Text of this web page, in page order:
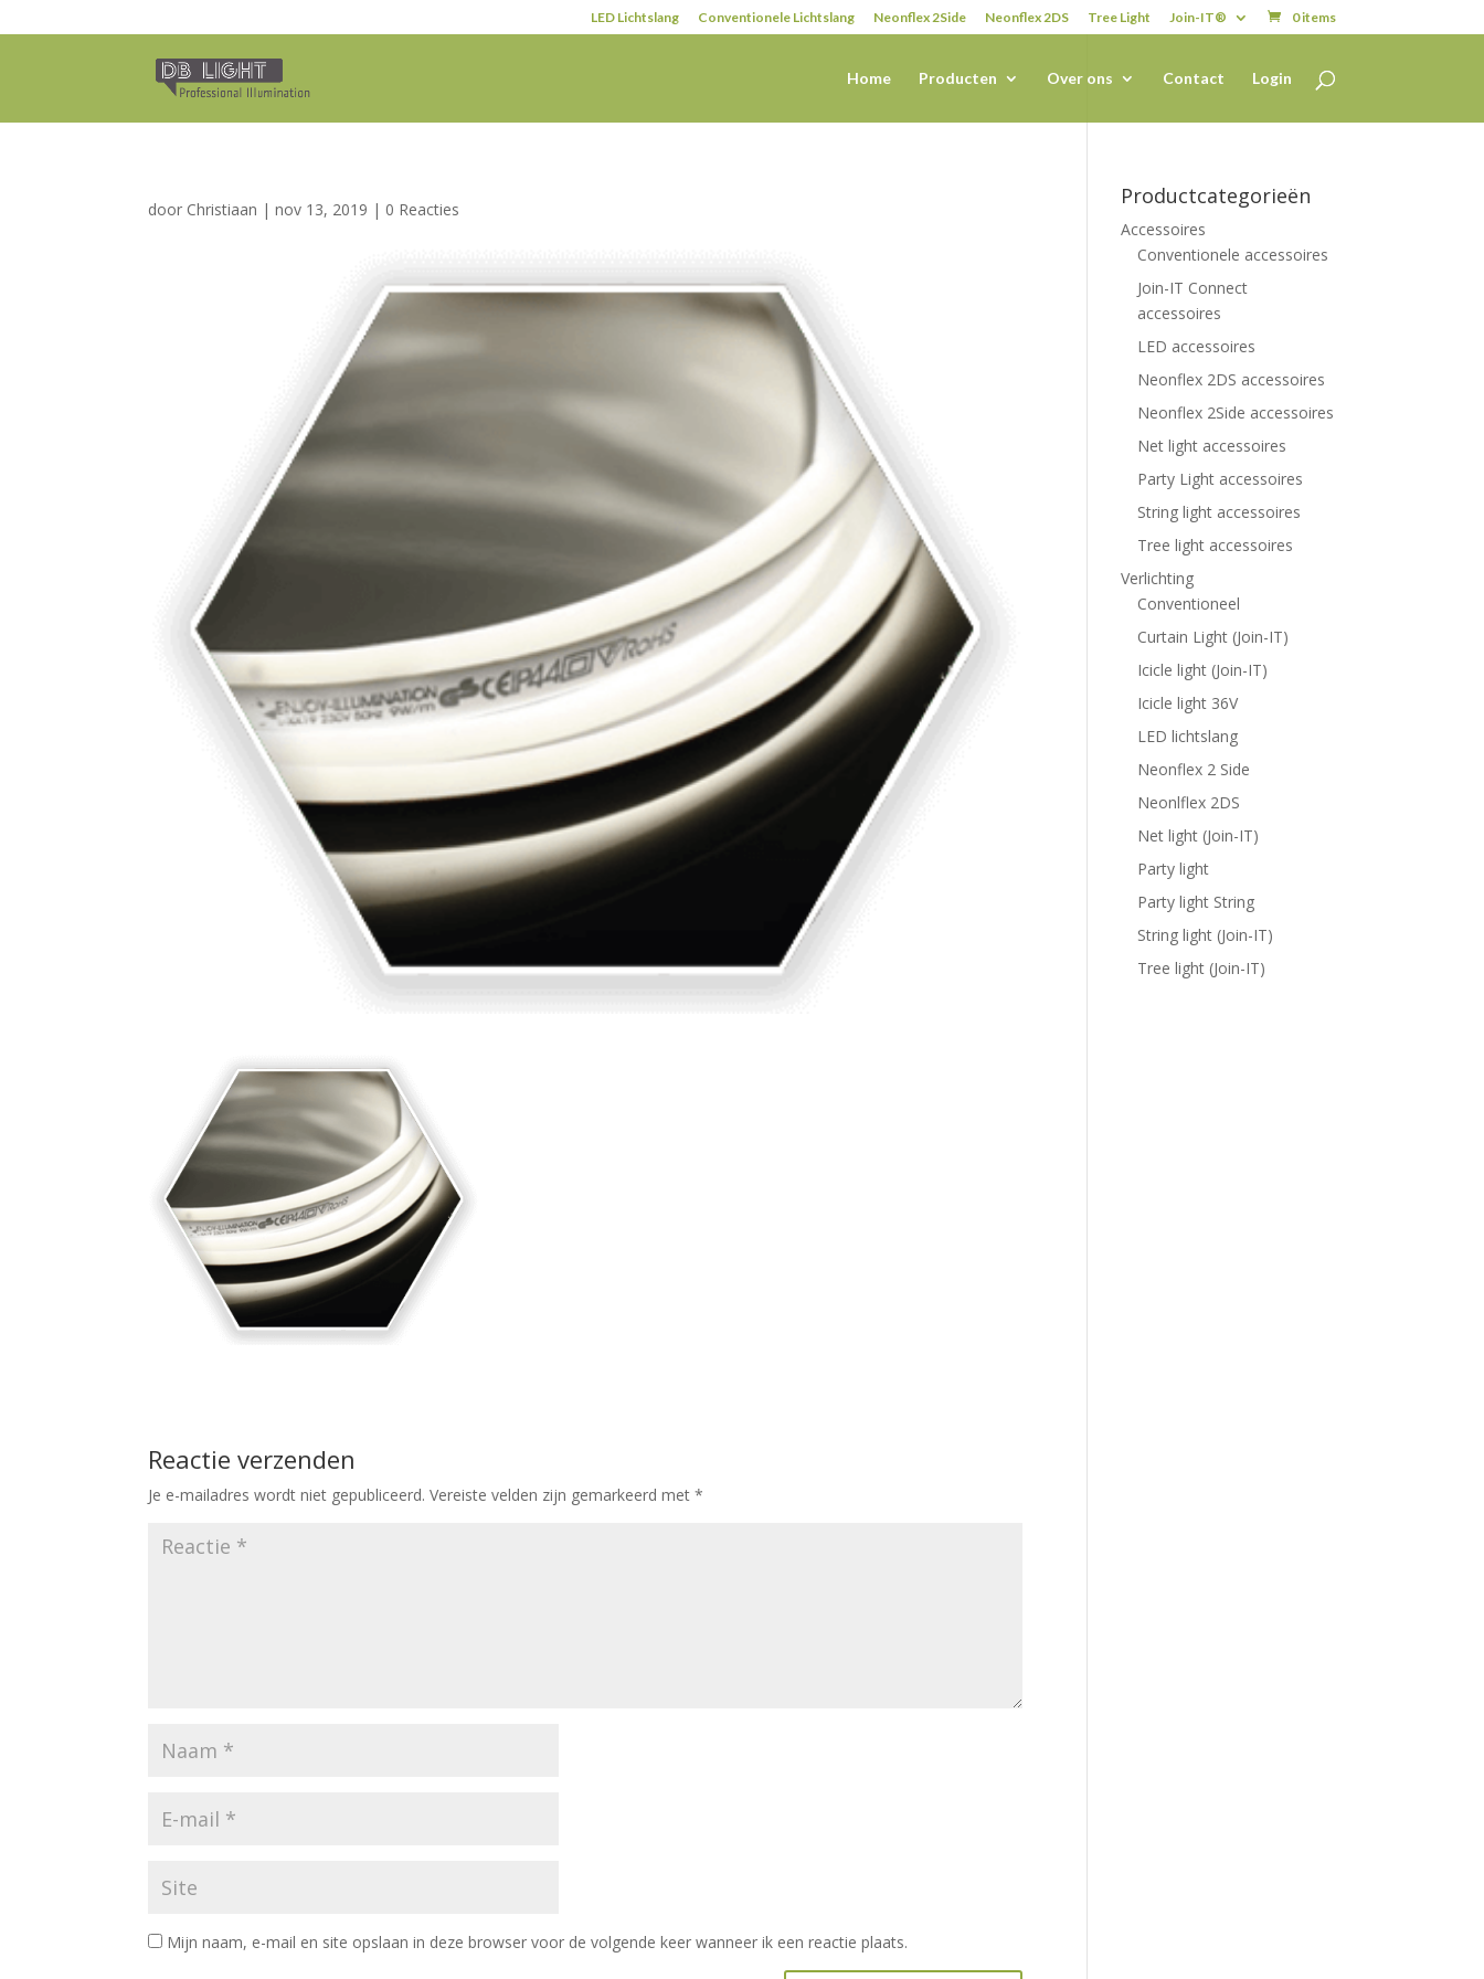
LED Lichtslang Conventionele Lichtslang Neonflex 2Side Neonflex 2DS Tree Light Join-IT® 0 items
Home Producten Over ons Contact Login
door Christiaan |nov 13, 2019 | 0 Reacties
Reactie verzenden
Je e-mailadres wordt niet gepubliceerd. Vereiste velden zijn gemarkeerd met*
Mijn naam, e-mail en site opslaan in deze browser voor de volgende keer wanneer ik een reactie plaats.
Productcategorieën
Accessoires
Conventionele accessoires
Join-IT Connect
accessoires
LED accessoires
Neonflex 2DS accessoires
Neonflex 2Side accessoires
Net light accessoires
Party Light accessoires
String light accessoires
Tree light accessoires
Verlichting
Conventioneel
Curtain Light (Join-IT)
Icicle light (Join-IT)
Icicle light 36V
LED lichtslang
Neonflex 2 Side
Neonlflex 2DS
Net light (Join-IT)
Party light
Party light String
String light (Join-IT)
Tree light (Join-IT)